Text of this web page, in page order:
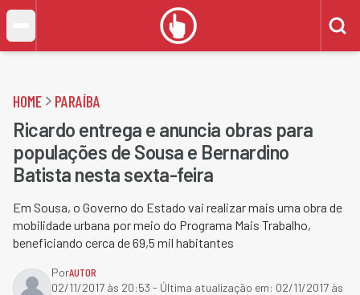
HOME PARAÍBA
Ricardo entrega e anuncia obras para
populações de Sousa e Bernardino
Batista nesta sexta-feira
Em Sousa, o Governo do Estado vai realizar mais uma obra de
mobilidade urbana por meio do Programa Mais Trabalho,
beneficiando cerca de 69,5 mil habitantes
PorAUTOR
02/11/2017 às 20:53 - Última atualização em: 02/11/2017 às